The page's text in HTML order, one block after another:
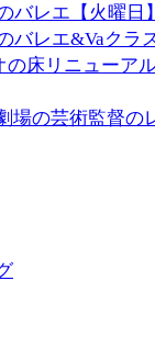
バレエ【火曜日】
バレエ&Vaクラ
の床リニューア
場の芸術監督の